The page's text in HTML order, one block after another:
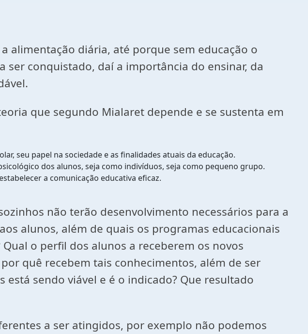
diária, até porque sem educação o
conquistado, daí a importância do ensinar, da
que segundo Mialaret depende e se sustenta em
seu papel na sociedade e as finalidades atuais da educação.
dos alunos, seja como indivíduos, seja como pequeno grupo.
a comunicação educativa eficaz.
não terão desenvolvimento necessários para a
alunos, além de quais os programas educacionais
o perfil dos alunos a receberem os novos
quê recebem tais conhecimentos, além de ser
sendo viável e é o indicado? Que resultado
a ser atingidos, por exemplo não podemos